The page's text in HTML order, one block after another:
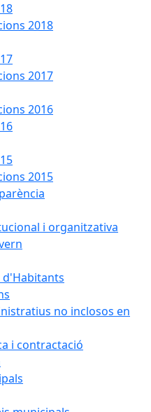
2018
2017
2016
2015
i organitzativa
no inclosos en
i contractació